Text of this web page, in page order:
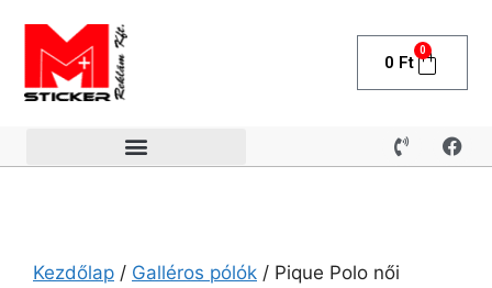
0 Ft
0
Kezdőlap / Galléros pólók / Pique Polo női